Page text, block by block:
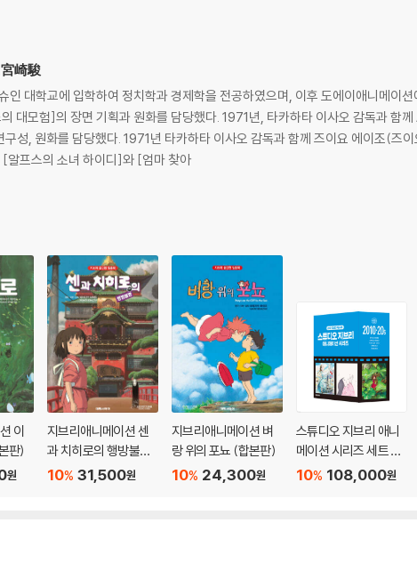
崎駿
대학교에 입학하여 정치학과 경제학을 전공하였으며, 이후 도에이애니메이
대모험]의 장면 기획과 원화를 담당했다. 1971년, 타카하타 이사오 감독과 함
성, 원화를 담당했다. 1971년 타카하타 이사오 감독과 함께 즈이요 에이조(즈
알프스의 소녀 하이디]와 [엄마 찾아
이
판)
원
지브리애니메이션 센
과 치히로의 행방불명
(합본판)31,500원
10%
지브리애니메이션 벼
랑 위의 포뇨 (합본판)
24,300원
10%
스튜디오 지브리 애니
메이션 시리즈 세트 박
스판 : 2010-20년대
108,000원
10%